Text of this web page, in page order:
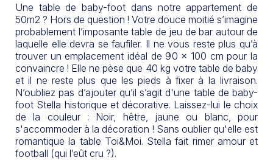
Une table de baby-foot dans notre appartement de
50m2 ? Hors de question ! Votre douce moitié s’imagine
probablement l’imposante table de jeu de bar autour de
laquelle elle devra se faufiler. Il ne vous reste plus qu’à
trouver un emplacement idéal de 90 x 100 cm pour la
convaincre ! Elle ne pèse que 40 kg votre table de baby
et il ne reste plus que les pieds à fixer à la livraison.
N’oubliez pas d’ajouter qu’il s’agit d'une table de baby-
foot Stella historique et décorative. Laissez-lui le choix
de la couleur : Noir, hêtre, jaune ou blanc, pour
s'accommoder à la décoration ! Sans oublier qu'elle est
romantique la table Toi&Moi. Stella fait rimer amour et
football (qui l’eût cru ?).